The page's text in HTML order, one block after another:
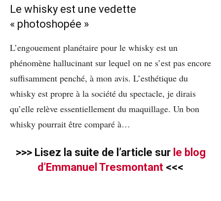
Le whisky est une vedette
« photoshopée »
L’engouement planétaire pour le whisky est un
phénomène hallucinant sur lequel on ne s’est pas encore
suffisamment penché, à mon avis. L’esthétique du
whisky est propre à la société du spectacle, je dirais
qu’elle relève essentiellement du maquillage. Un bon
whisky pourrait être comparé à…
>>> Lisez la suite de l’article sur le blog
d’Emmanuel Tresmontant <<<